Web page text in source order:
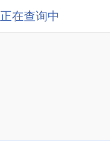
正在查询中